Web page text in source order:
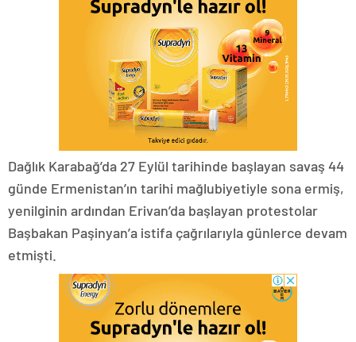
Dağlık Karabağ’da 27 Eylül tarihinde başlayan savaş 44
günde Ermenistan’ın tarihi mağlubiyetiyle sona ermiş,
yenilginin ardından Erivan’da başlayan protestolar
Başbakan Paşinyan’a istifa çağrılarıyla günlerce devam
etmişti.